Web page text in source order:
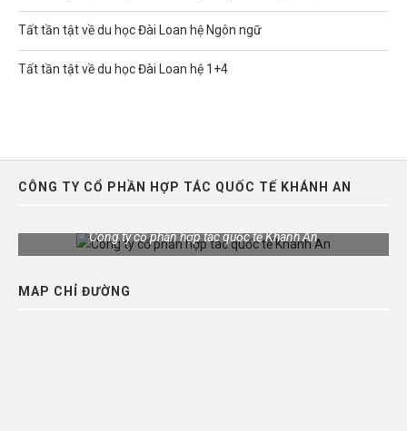
Tất tần tật về du học Đài Loan hệ Ngôn ngữ
Tất tần tật về du học Đài Loan hệ 1+4
CÔNG TY CỔ PHẦN HỢP TÁC QUỐC TẾ KHÁNH AN
Công ty cổ phần hợp tác quốc tế Khánh An
MAP CHỈ ĐƯỜNG